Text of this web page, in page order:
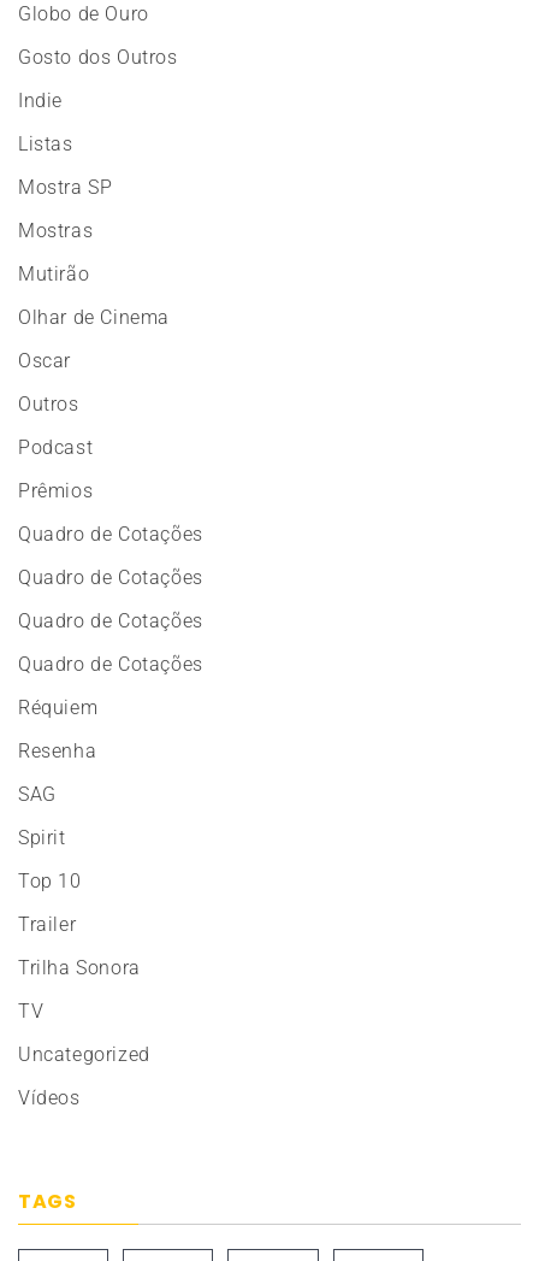
Globo de Ouro
Gosto dos Outros
Indie
Listas
Mostra SP
Mostras
Mutirão
Olhar de Cinema
Oscar
Outros
Podcast
Prêmios
Quadro de Cotações
Quadro de Cotações
Quadro de Cotações
Quadro de Cotações
Réquiem
Resenha
SAG
Spirit
Top 10
Trailer
Trilha Sonora
TV
Uncategorized
Vídeos
TAGS